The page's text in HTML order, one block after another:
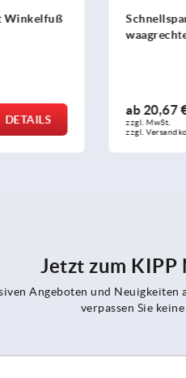
Haltearm
DETAILS
und
ab 24,65
zzgl. MwSt.
zzgl.
Jetzt zum
Angeboten und
verpassen Sie